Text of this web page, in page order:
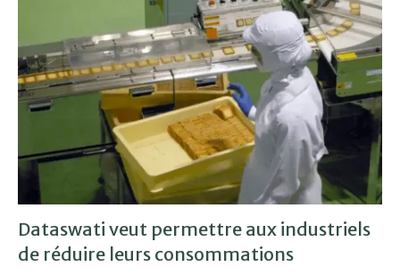
Dataswati veut permettre aux industriels
de réduire leurs consommations